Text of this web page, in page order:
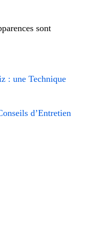
sont
: une Technique
d’Entretien